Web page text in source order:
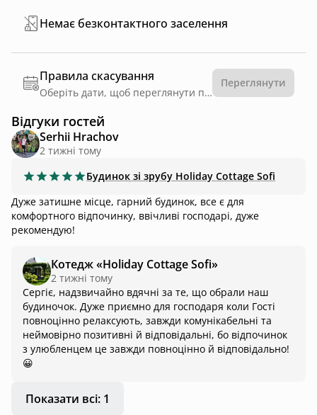
Немає безконтактного заселення
Правила скасування
Оберіть дати, щоб переглянути правила
Переглянути
Відгуки гостей
Serhii Hrachov
2 тижні тому
Будинок зі зрубу Holiday Cottage Sofi
Дуже затишне місце, гарний будинок, все є для
комфортного відпочинку, ввічливі господарі, дуже
рекомендую!
Котедж «Holiday Cottage Sofi»
2 тижні тому
Сергіє, надзвичайно вдячні за те, що обрали наш
будиночок. Дуже приємно для господаря коли Гості
повноцінно релаксують, завжди комунікабельні та
неймовірно позитивні й відповідальні, бо відпочинок
з улюбленцем це завжди повноцінно й відповідально!
😀
Показати всі: 1